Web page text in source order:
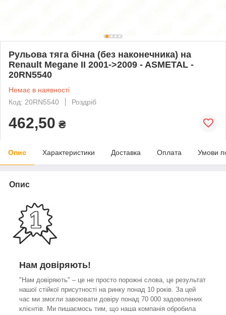
Рульова тяга бічна (без наконечника) на
Renault Megane II 2001->2009 - ASMETAL -
20RN5540
Немає в наявності
Код: 20RN5540
Роздріб
462,50 ₴
Опис Характеристики Доставка Оплата Умови
Опис
Нам довіряють!
"Нам довіряють" – це не просто порожні слова, це результат
нашої стійкої присутності на ринку понад 10 років. За цей
час ми змогли завоювати довіру понад 70 000 задоволених
клієнтів. Ми пишаємось тим, що наша компанія обробила